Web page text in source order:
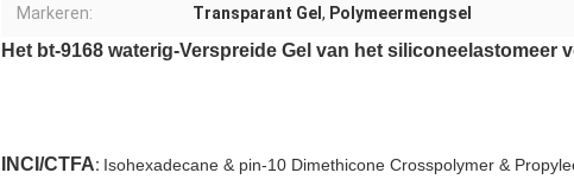
Markeren: Transparant Gel , Polymeermengsel
Het bt-9168 waterig-Verspreide Gel van het siliconeelastomeer
INCI/CTFA: Isohexadecane & pin-10 Dimethicone Crosspolymer &